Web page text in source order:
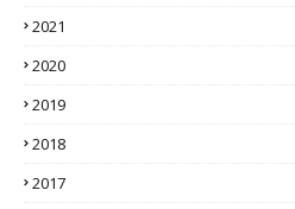
2021
2020
2019
2018
2017